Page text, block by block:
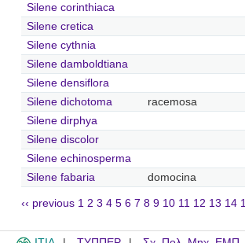
Silene corinthiaca
Silene cretica
Silene cythnia
Silene damboldtiana
Silene densiflora
Silene dichotoma
racemosa
Silene dirphya
Silene discolor
Silene echinosperma
Silene fabaria
domocina
‹‹ previous 1 2 3 4 5 6 7 8 9 10 11 12 13 14